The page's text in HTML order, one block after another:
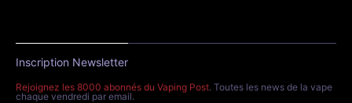
Inscription Newsletter
Rejoignez les 8000 abonnés du Vaping Post. Toutes les news de la vape
chaque vendredi par email.